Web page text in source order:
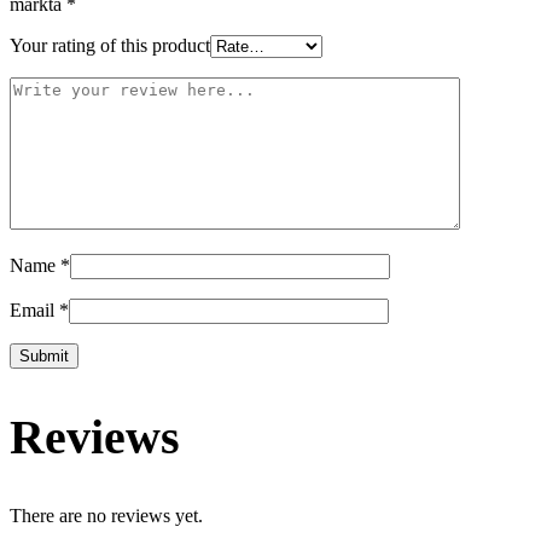
märkta *
Your rating of this product
Name *
Email *
Reviews
There are no reviews yet.